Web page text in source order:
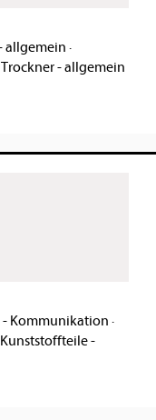
allgemein ·
Trockner - allgemein
Kommunikation ·
Kunststoffteile -